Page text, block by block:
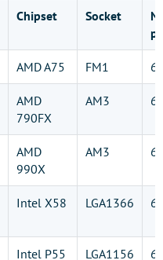
Chipset Socket
AMD A75 FM1 6
AMD
790FX
AM3 6
AMD
990X
AM3 6
Intel X58 LGA1366 6
Intel P55 LGA1156 6